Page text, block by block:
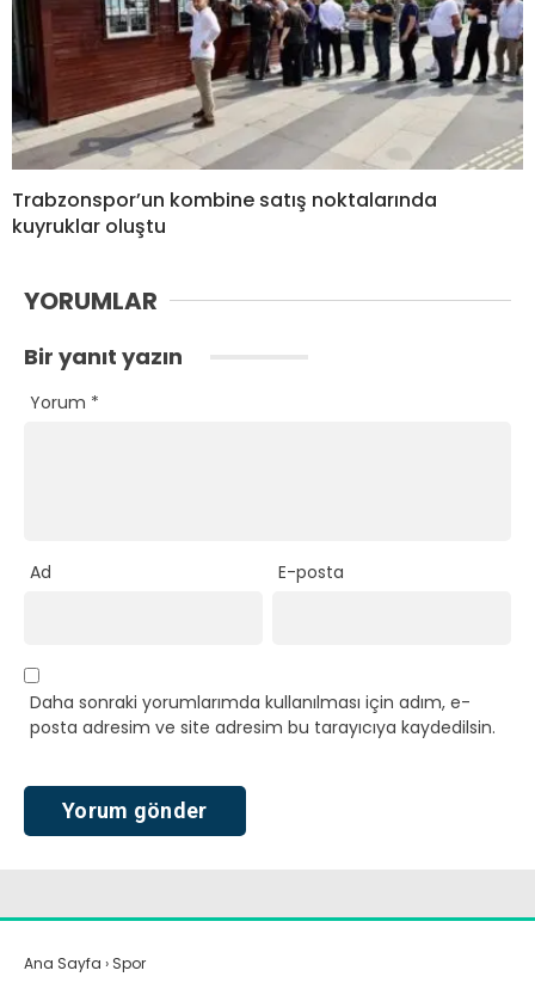
Trabzonspor’un kombine satış noktalarında
kuyruklar oluştu
YORUMLAR
Bir yanıt yazın
Yorum *
Ad E-posta
Daha sonraki yorumlarımda kullanılması için adım, e-
posta adresim ve site adresim bu tarayıcıya kaydedilsin.
Ana Sayfa › Spor